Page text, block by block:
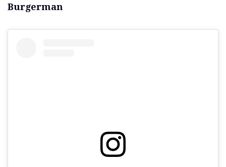
Burgerman